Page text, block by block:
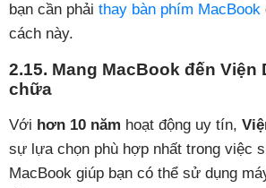
bạn cần phải thay bàn phím MacBook
cách này.
2.15. Mang MacBook đến
chữa
Với hơn 10 năm hoạt động uy tín,
sự lựa chọn phù hợp nhất trong việc
MacBook giúp bạn có thể sử dụng